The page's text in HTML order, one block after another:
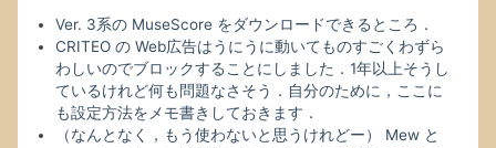
Ver. 3系の MuseScore をダウンロードできるところ．
CRITEO の Web広告はうにうに動いてものすごくわずら
わしいのでブロックすることにしました．1年以上そうし
ているけれど何も問題なさそう．自分のために，ここに
も設定方法をメモ書きしておきます．
（なんとなく，もう使わないと思うけれどー） Mew と